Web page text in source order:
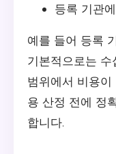
등록 기관
예를 들어 등록
기본적으로는
범위에서 비용이
용 산정 전에 정
합니다.